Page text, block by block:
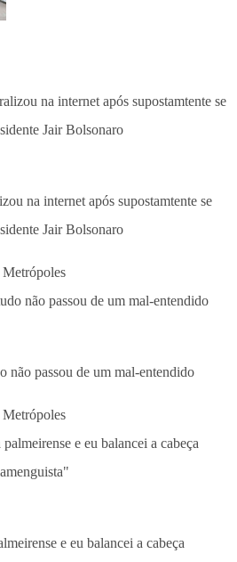
na internet após supostamtente se
Jair Bolsonaro
não passou de um mal-entendido
e eu balancei a cabeça